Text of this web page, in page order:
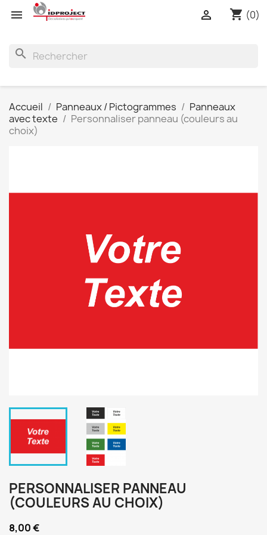
 shopping_cart (0)

search
Accueil Panneaux / Pictogrammes
Panneaux
avec texte
Personnaliser panneau (couleurs au
choix)
PERSONNALISER PANNEAU
(COULEURS AU CHOIX)
8,00 €